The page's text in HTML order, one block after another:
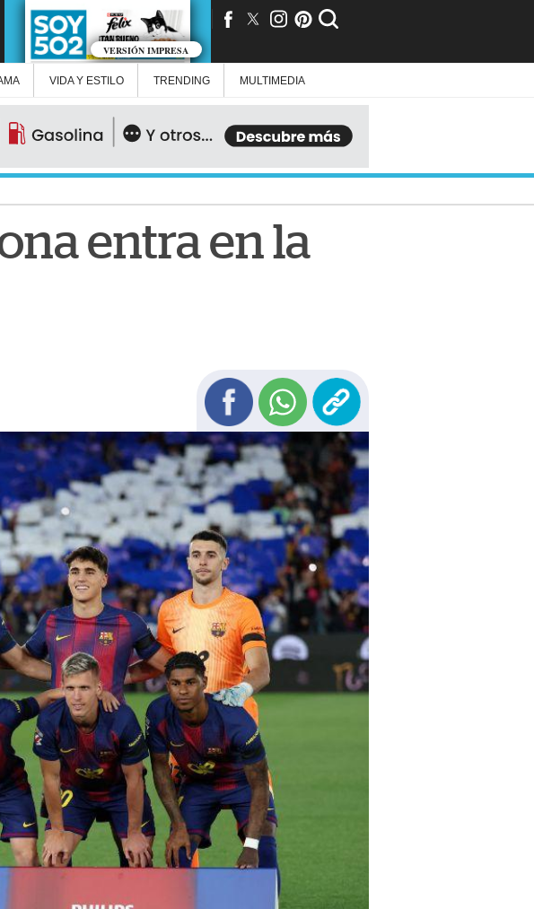
VERSIÓN IMPRESA
VIDA Y ESTILO TRENDING MULTIMEDIA
entra en la